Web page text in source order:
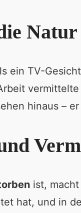
Natur
ein TV-
hinaus –
ist, macht
hat, und in